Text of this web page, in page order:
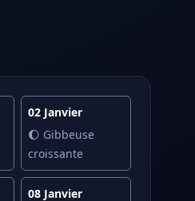
02 Janvier
🌔 Gibbeuse
croissante
08 Janvier